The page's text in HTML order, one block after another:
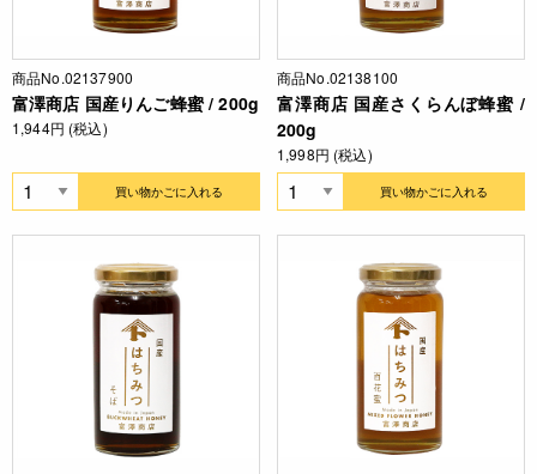
商品No.02137900
富澤商店 国産りんご蜂蜜 / 200g
1,944円 (税込)
買い物かごに入れる
商品No.02138100
富澤商店 国産さくらんぼ蜂蜜 /
200g
1,998円 (税込)
買い物かごに入れる